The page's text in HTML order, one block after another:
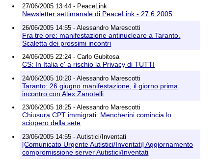
27/06/2005 13:44 - PeaceLink
Newsletter settimanale di PeaceLink - 27.6.2005
26/06/2005 14:55 - Alessandro Marescotti
Fra tre ore: manifestazione antinucleare a Taranto.
Scaletta dei prossimi incontri
24/06/2005 22:24 - Carlo Gubitosa
CS: In Italia e' a rischio la Privacy di TUTTI
24/06/2005 10:20 - Alessandro Marescotti
Taranto: 26 giugno manifestazione, il giorno prima
incontro con Alex Zanotelli
23/06/2005 18:25 - Alessandro Marescotti
Chiusura CPT immigrati: Mencherini comincia lo
sciopero della sete
23/06/2005 14:55 - Autistici/Inventati
[Comunicato Urgente Autistici/Inventati] Aggiornamento
compromissione server Autistici/Inventati